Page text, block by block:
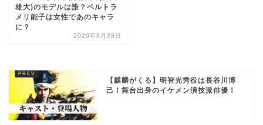
雄大)のモデルは誰？ベルトラ
メリ能子は女性であのキャラ
に？
2020年3月28日
【麒麟がくる】明智光秀役は長谷川博
己！舞台出身のイケメン演技派俳優！